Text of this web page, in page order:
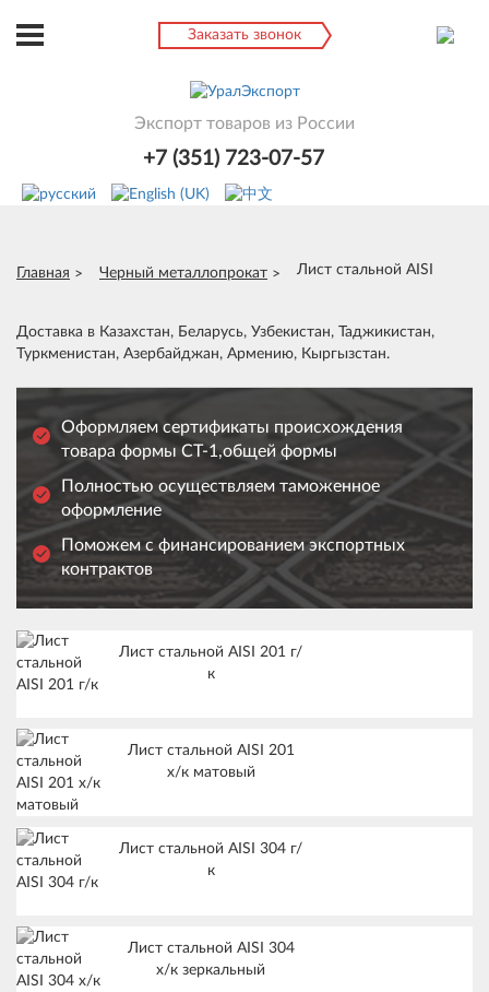
Заказать звонок
Экспорт товаров из России
+7 (351) 723-07-57
Главная Черный металлопрокат Лист стальной AISI
Доставка в Казахстан, Беларусь, Узбекистан, Таджикистан,
Туркменистан, Азербайджан, Армению, Кыргызстан.
Оформляем сертификаты происхождения
товара формы СТ-1,общей формы
Полностью осуществляем таможенное
оформление
Поможем с финансированием экспортных
контрактов
Лист стальной AISI 201 г/
к
Лист стальной AISI 201
х/к матовый
Лист стальной AISI 304 г/
к
Лист стальной AISI 304
х/к зеркальный